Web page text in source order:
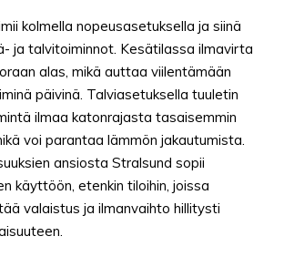
kolmella nopeusasetuksella ja siinä
ja talvitoiminnot. Kesätilassa ilmavirta
alas, mikä auttaa viilentämään
päivinä. Talviasetuksella tuuletin
ilmaa katonrajasta tasaisemmin
voi parantaa lämmön jakautumista.
ansiosta Stralsund sopii
käyttöön, etenkin tiloihin, joissa
valaistus ja ilmanvaihto hillitysti